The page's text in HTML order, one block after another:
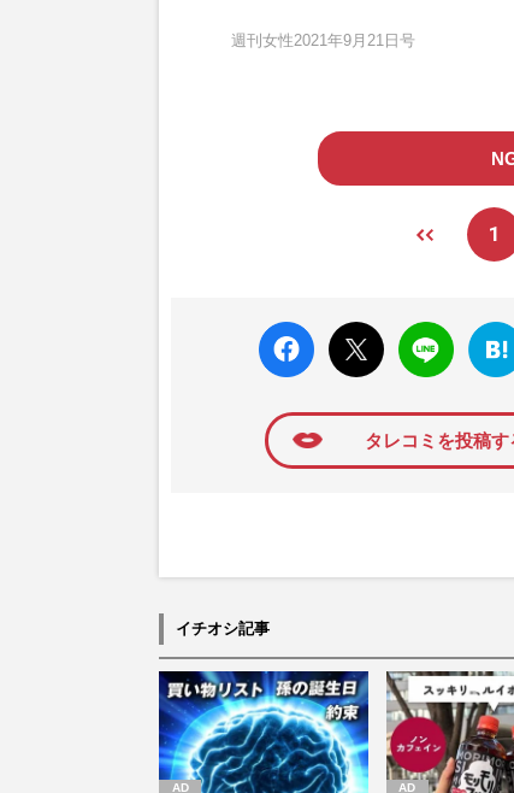
週刊女性2021年9月21日号
1
faceboo
k いい
ね
X ポス
ト
LINE
はてな
ブック
マーク
タレコミを投稿す
イチオシ記事